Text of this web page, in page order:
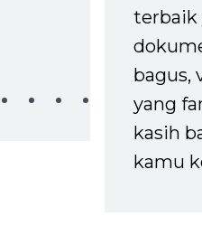
terbaik
bagus,
yang
kasih
kamu